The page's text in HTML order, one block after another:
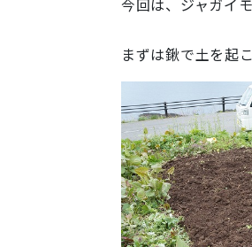
今回は、ジャガイ
まずは鍬で土を起